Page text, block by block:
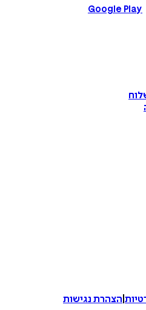
Google Play
הצהרת נגישות